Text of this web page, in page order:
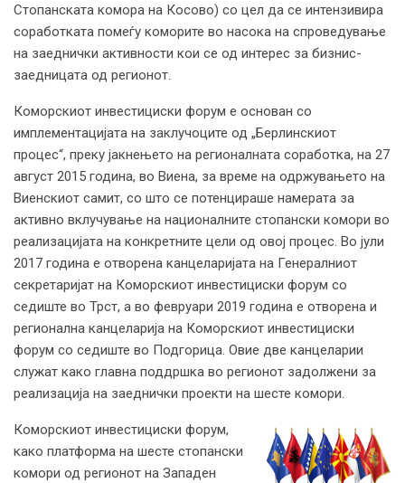
Стопанската комора на Косово) со цел да се интензивира
соработката помеѓу коморите во насока на спроведување
на заеднички активности кои се од интерес за бизнис-
заедницата од регионот.
Коморскиот инвестициски форум е основан со
имплементацијата на заклучоците од „Берлинскиот
процес“, преку јакнењето на регионалната соработка, на 27
август 2015 година, во Виена, за време на одржувањето на
Виенскиот самит, со што се потенцираше намерата за
активно вклучување на националните стопански комори во
реализацијата на конкретните цели од овој процес. Во јули
2017 година е отворена канцеларијата на Генералниот
секретаријат на Коморскиот инвестициски форум со
седиште во Трст, а во февруари 2019 година е отворена и
регионална канцеларија на Коморскиот инвестициски
форум со седиште во Подгорица. Овие две канцеларии
служат како главна поддршка во регионот задолжени за
реализација на заеднички проекти на шесте комори.
Коморскиот инвестициски форум,
како платформа на шесте стопански
комори од регионот на Западен